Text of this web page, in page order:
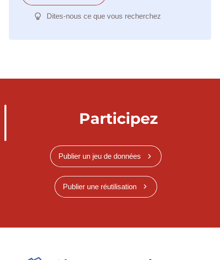
Dites-nous ce que vous recherchez
Participez
Publier un jeu de données
Publier une réutilisation